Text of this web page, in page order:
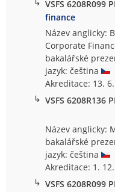
VSFS 6208R099
finance
Název anglicky:
Corporate
bakalářské
jazyk: čeština
Akreditace: 13.
↳ VSFS 6208R136
Název anglicky:
bakalářské
jazyk: čeština
Akreditace: 1.
↳ VSFS 6208R099